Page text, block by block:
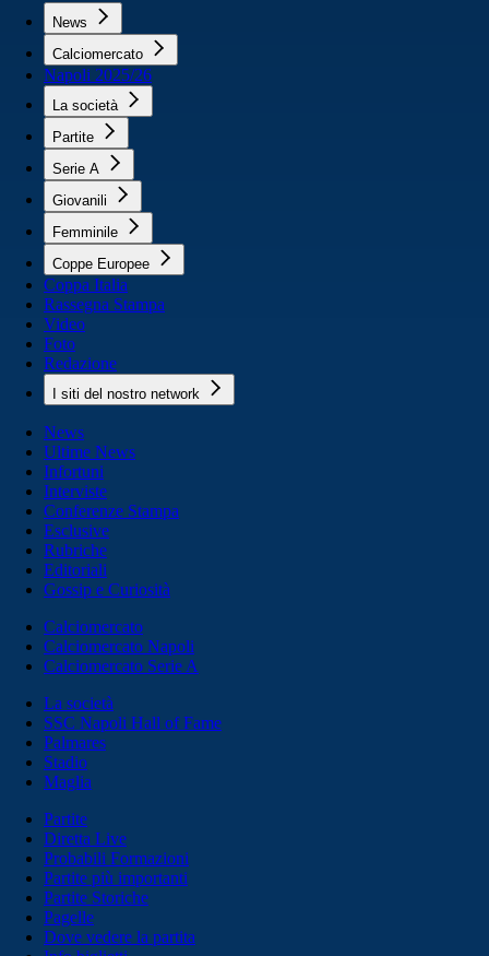
News
Calciomercato
Napoli 2025/26
La società
Partite
Serie A
Giovanili
Femminile
Coppe Europee
Coppa Italia
Rassegna Stampa
Video
Foto
Redazione
I siti del nostro network
News
Ultime News
Infortuni
Interviste
Conferenze Stampa
Esclusive
Rubriche
Editoriali
Gossip e Curiosità
Calciomercato
Calciomercato Napoli
Calciomercato Serie A
La società
SSC Napoli Hall of Fame
Palmares
Stadio
Maglia
Partite
Diretta Live
Probabili Formazioni
Partite più importanti
Partite Storiche
Pagelle
Dove vedere la partita